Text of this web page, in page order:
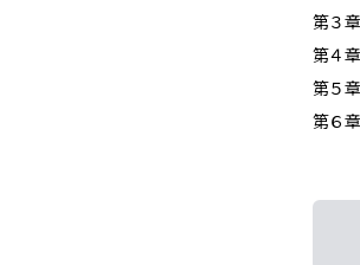
第３
第４
第５
第６